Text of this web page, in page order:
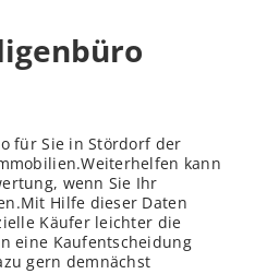
für Sie in Stördorf der
kann
wenn Sie Ihr
Hilfe dieser Daten
Käufer leichter die
eine Kaufentscheidung
gern demnächst